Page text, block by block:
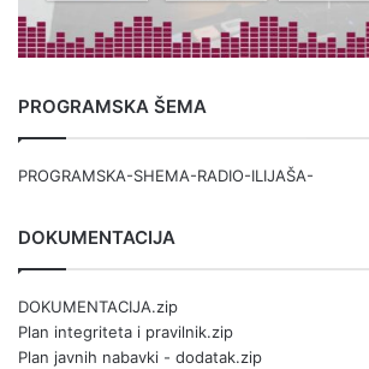
PROGRAMSKA ŠEMA
PROGRAMSKA-SHEMA-RADIO-ILIJAŠA-
DOKUMENTACIJA
DOKUMENTACIJA.zip
Plan integriteta i pravilnik.zip
Plan javnih nabavki - dodatak.zip